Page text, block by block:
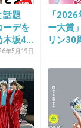
よ。成長過
てみる。
+125
話題
ーデを
坂4...
年5月19日
「
ー大賞
リン30